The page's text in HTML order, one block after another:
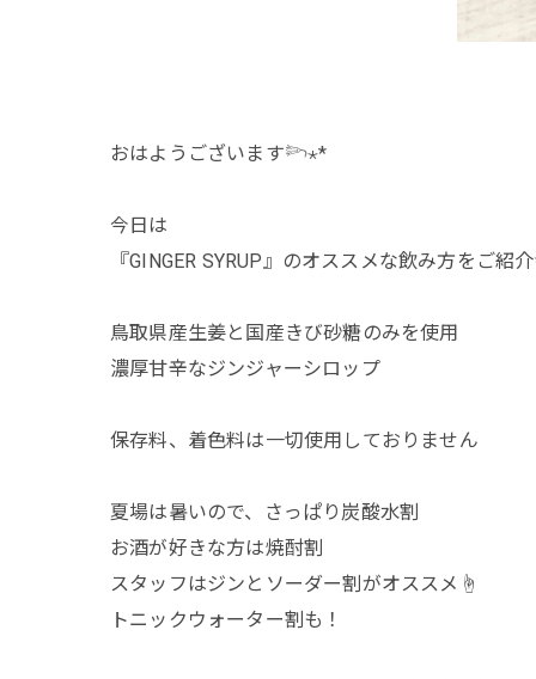
おはようございます𓆸⋆*
今日は
『GINGER SYRUP』のオススメな飲み方をご紹介
鳥取県産生姜と国産きび砂糖のみを使用
濃厚甘辛なジンジャーシロップ
保存料、着色料は一切使用しておりません
夏場は暑いので、さっぱり炭酸水割
お酒が好きな方は焼酎割
スタッフはジンとソーダー割がオススメ☝️
トニックウォーター割も！